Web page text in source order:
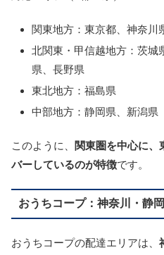
関東地方：東京都、神奈川
北関東・甲信越地方：茨城
県、長野県
東北地方：福島県
中部地方：静岡県、新潟県
このように、
関東圏を中心に、
バーしているのが特徴です。
おうちコープ：神奈川・静
おうちコープの配達エリアは、